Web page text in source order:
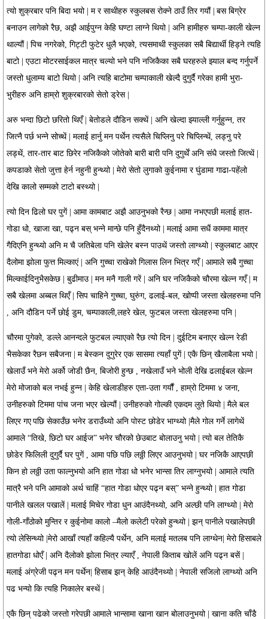
त्यो शुक्रबार पनि बिदा भयो | म र साथीहरु स्कुलबस रोक्ने ठाउँ तिर गयौं | बस बिग्रेर
बनाउन लागेको रैछ, अझै आईपुग्न केहि घण्टा लाग्ने थियो | अनि हामीहरु चम्पा-काली खेल्न
थाल्यौं | पिच नगरेको, गिट्टी फुटेर धुलै भएको, त्यसमाथी स्कुलका सबै बिद्यार्थी हिड्ने त्यहि
बाटो | एउटा मोटरसाईकल मात्र चल्यो भने पनि नजिकैका सबै घरहरुले झ्याल बन्द गर्नुपर्ने
जस्तो धुलाम्य बाटो थियो | अनि त्यहि बाटोमा चम्पाकाली खेल्दै दुगुर्दै गरेका हामी भुरा-
भुरीहरु अनि हाम्रो शुक्रबारको सेतो ड्रेस |
अरु भन्दा छिटो छरितो थिएँ | बेतोडले दौडिन सक्थें | अनि खेल्दा झ्याल्ली गर्नुहुन्न, तर
जित्नै पर्छ भन्ने सोच्थें | मलाई हार्नु मन पर्थेन त्यसैले चिप्लिनु परे चिप्लिन्थें, लड्नु परे
लड्थें, तार-तार बाट छिरेर नजिकैको जोतेको बारी बारी पनि दुगुर्थें अनि संधै जस्तो जित्थें |
कपडाको सेतो जुत्ता हेर्न नहुनी हुन्थ्यो | मेरो सेतो लुगाको कुईनामा र घुंडामा गाढा-पहेंलो
देखि कालो सम्मको टाटो बस्थ्यो |
त्यो दिन ढिलो घर पुगें | आमा कामबाट अझै आउनुभको रैन्छ | आमा नभएपछी मलाई हात-
गोडा धो, खाजा खा, पढ्न बस् भन्ने मान्छे पनि हुँदैनथ्यो | मलाई आमा सधैं काममा मात्र
गैदिएनि हुन्थ्यो अनि म चै जतिबेला पनि खेलेर बस्न पाउथें जस्तो लाग्थ्यो | स्कुलबाट आएर
दैलोमा झोला फुत्त मिल्काएं | अनि गुच्चा राखेको गिलास लिन भित्र गएँ | आमाले सबै गुच्चा
मिल्काईदिनुभैसकेछ | बुढीमाउ | मन मनै गाली गरें | अनि घर नजिकैको चौरमा खेल्न गएँ | म
सबै खेलमा अब्बल थिएँ | सिप चाहिने गुच्चा, घुरुंग, ढलाई-बल, खोप्पी जस्ता खेलहरुमा पनि
, अनि दौडिन पर्ने छोई डुम, चम्पाकाली,लहरे खेल, फुटबल जस्ता खेलहरुमा पनि |
चौरमा पुगेको, डल्ले आनन्दले फुटबल ल्याएको रैछ त्यो दिन | दुईटिम बनाएर खेल्न रेडी
भैसकेका रैछन सबैजना | म बेस्कन दुगुरेर एक सासमा त्यहाँ पुगें | एकै छिन् खैलाबैला भयो |
खेलाउँ भने मेरो अर्को जोडी छैन, बिजोरी हुन्छ , नखेलाउँ भने भोली देखि ढलाईबल खेल्न
मेरो मोजाको बल नभई हुन्न | केहि खेलाडीहरु एता-उता गर्यौं , हाम्रो टिममा ४ जना,
उनीहरुको टिममा पांच जना भएर खेल्यौं | उनीहरुको गोल्की एकदम लुते थियो | मैले बल
लिएर गए पछि सेकाउँछ भनेर डराउँथ्यो अनि पोस्ट छोडेर भाग्थ्यो |मैले गोल गर्ने लागेथें
आमाले “तिखे, छिटो घर आईज” भनेर चौरको छेउबाट बोलाउनु भयो | त्यो बल तेतिकै
छोडेर फिलिली दुगुर्दै घर पुगें , आमा पछि पछि लठ्ठी लिएर आउनुभयो | घर नजिकै आएपछी
किन हो लठ्ठी उता फाल्नुभयो अनि हात गोडा धो भनेर भान्सा तिर लाग्नुभयो | आमाले त्यति
मात्रै भने पनि आमाको अर्थ चाहिं “हात गोडा धोएर पढ्न बस्” भन्ने हुन्थ्यो | हात गोडा
पानीले खलल पखालें | मलाई मिचेर गोडा धुन आउंदैनथ्यो, अनि अल्छी पनि लाग्थ्यो | मेरो
गोली-गाँठोको मुन्तिर र कुईनोमा कालो –मैलो कलेटी परेको हुन्थ्यो | झन् पानीले पखालेपछी
त्यो लेसिन्थ्यो |मेरो आखाँ त्यहाँ कहिल्यै पर्थेन, अनि मलाई मतलब पनि लाग्थेन| मेरो हिसाबले
हातगोडा धोएँ | अनि दैलोको झोला भित्र ल्याएँ , नेपाली किताब खोलें अनि पढ्न बसें |
मलाई अंग्रेजी पढ्न मन पर्थेन| हिसाब झन् केहि आउंदैनथ्यो | नेपाली सजिलो लाग्थ्यो अनि
पढ भन्यो कि त्यहि निकालेर बस्थें |
एकै छिन् पढेको जस्तो गरेपछी आमाले भान्सामा खाना खान बोलाउनुभयो | खाना कति चाँडै